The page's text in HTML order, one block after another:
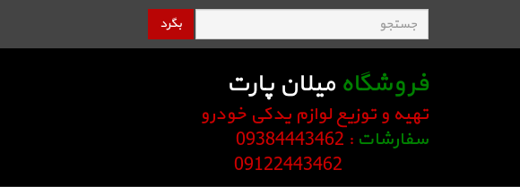
بگرد
فروشگاه میلان پارت
تهیه و توزیع لوازم یدکی خودرو
سفارشات : 09384443462